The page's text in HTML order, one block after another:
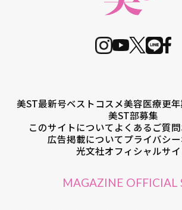
美ST最新号ベストコスメ美容医療更
美ST部募集
このサイトについてよくあるご質問
広告掲載についてプライバシ
光文社オフィシャルサイ
MAGAZINE OFFICIAL